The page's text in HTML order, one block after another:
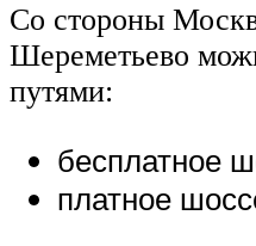
Со стороны
Шереметьево
путями:
бесплатное
платное